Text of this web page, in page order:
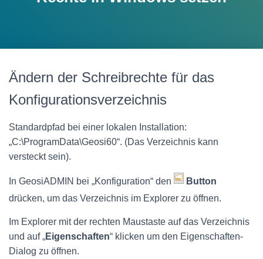
Ändern der Schreibrechte für das
Konfigurationsverzeichnis
Standardpfad bei einer lokalen Installation:
„C:\ProgramData\Geosi60“. (Das Verzeichnis kann
versteckt sein).
In GeosiADMIN bei „Konfiguration“ den
Button
drücken, um das Verzeichnis im Explorer zu öffnen.
Im Explorer mit der rechten Maustaste auf das Verzeichnis
und auf „Eigenschaften“ klicken um den Eigenschaften-
Dialog zu öffnen.